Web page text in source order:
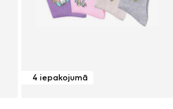
4 iepakojumā